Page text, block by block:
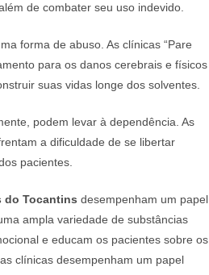
de combater seu uso indevido.
forma de abuso. As clínicas “Pare
para os danos cerebrais e físicos
suas vidas longe dos solventes.
podem levar à dependência. As
a dificuldade de se libertar
pacientes.
do Tocantins desempenham um papel
ampla variedade de substâncias
e educam os pacientes sobre os
clínicas desempenham um papel